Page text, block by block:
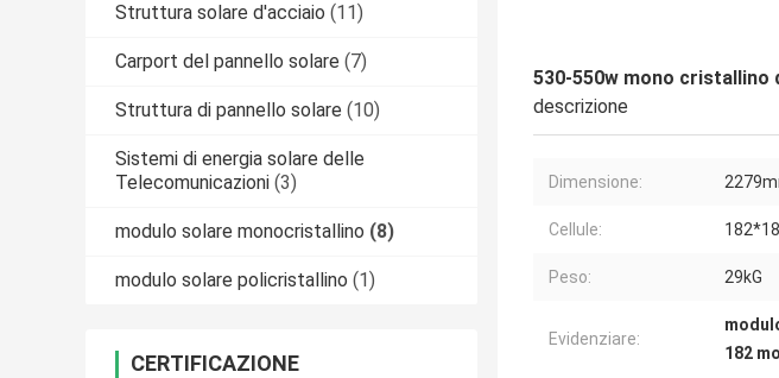
Struttura solare d'acciaio (11)
Carport del pannello solare (7)
Struttura di pannello solare (10)
Sistemi di energia solare delle
Telecomunicazioni (3)
modulo solare monocristallino (8)
modulo solare policristallino (1)
CERTIFICAZIONE
530-550w mono cristallino
descrizione
Dimensione:
Cellule:
Peso: 29kG
Evidenziare:
182